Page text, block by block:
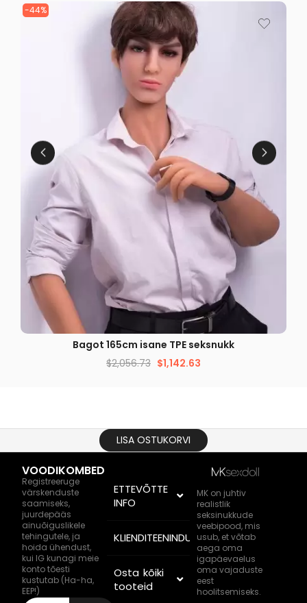
-44%
KIIRE VAADE
Bagot 165cm isane TPE seksnukk
$2,056.73 $1,142.63
LISA OSTUKORVI
VOODIKOMBED
Registreeruge
värskenduste
saamiseks,
juurdepääs
ainuõiguslikele
tehingutele, ja
hoida ühendust,
kui IG kunagi meie
konto tõesti
kustutab (Ha-ha,
EEP!)
ETTEVÕTTE
INFO
KLIENDITEENINDUS
Osta kõiki
tooteid
MK on juhtiv
realistlik
seksinukkude
veebipood, mis
usub, et võtab
aega oma
igapäevaelus
oma vajaduste
eest
hoolitsemiseks.